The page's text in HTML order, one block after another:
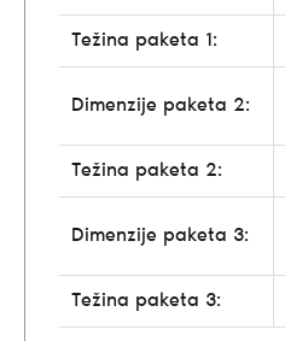
Težina paketa 1:
Dimenzije paketa 2:
Težina paketa 2:
Dimenzije paketa 3:
Težina paketa 3: